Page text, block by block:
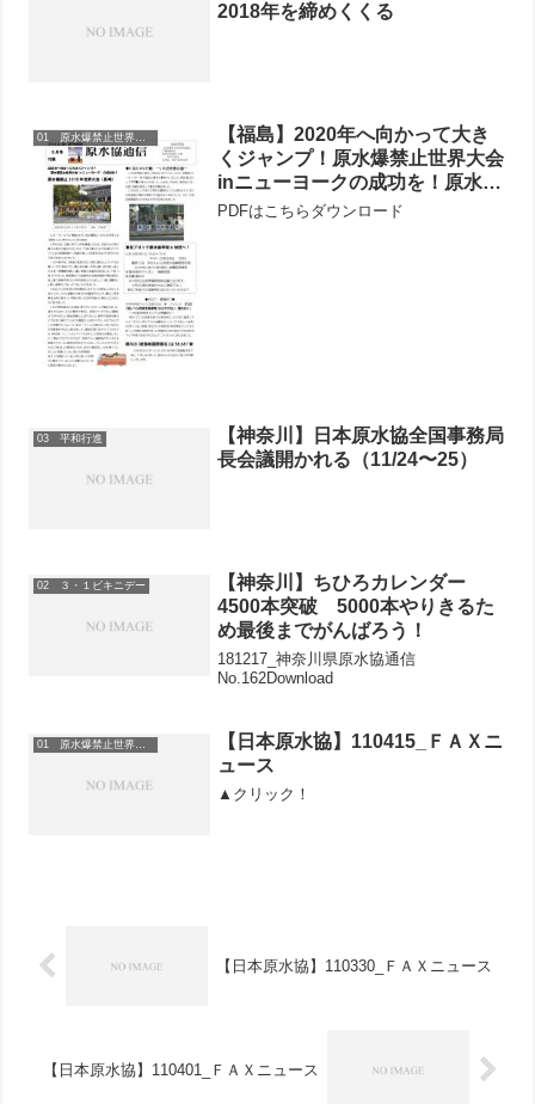
2018年を締めくくる
01 原水爆禁止世界大会
【福島】2020年へ向かって大き
くジャンプ！原水爆禁止世界大会
inニューヨークの成功を！原水爆
禁止2019年世界大会-長崎に33人
PDFはこちらダウンロード
03 平和行進
【神奈川】日本原水協全国事務局
長会議開かれる（11/24〜25）
02 ３・１ビキニデー
【神奈川】ちひろカレンダー
4500本突破 5000本やりきるた
め最後までがんばろう！
181217_神奈川県原水協通信
No.162Download
01 原水爆禁止世界大会
【日本原水協】110415_ＦＡＸニ
ュース
▲クリック！
【日本原水協】110330_ＦＡＸニュース
【日本原水協】110401_ＦＡＸニュース